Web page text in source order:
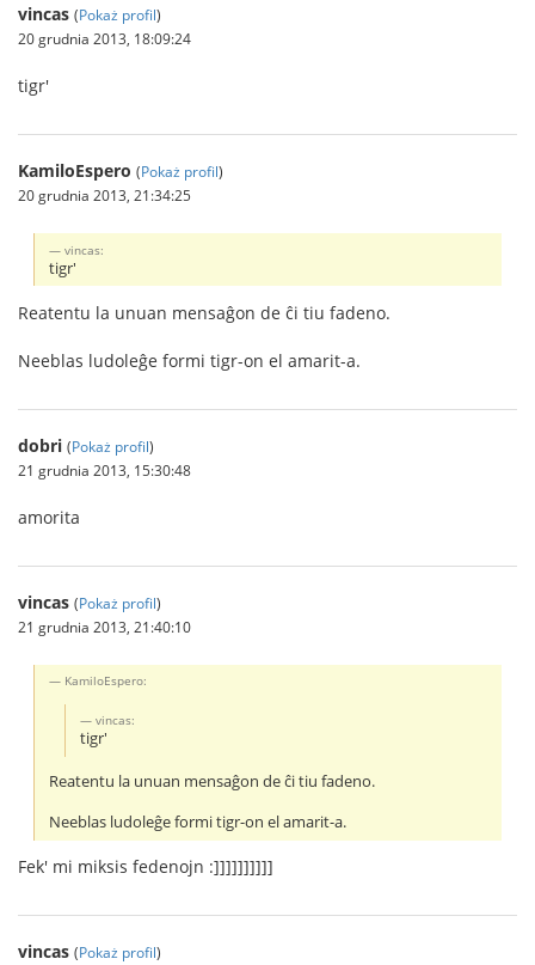
vincas (Pokaż profil)
20 grudnia 2013, 18:09:24
tigr'
KamiloEspero (Pokaż profil)
20 grudnia 2013, 21:34:25
vincas:
tigr'
Reatentu la unuan mensaĝon de ĉi tiu fadeno.
Neeblas ludoleĝe formi tigr-on el amarit-a.
dobri (Pokaż profil)
21 grudnia 2013, 15:30:48
amorita
vincas (Pokaż profil)
21 grudnia 2013, 21:40:10
KamiloEspero:
vincas:
tigr'
Reatentu la unuan mensaĝon de ĉi tiu fadeno.
Neeblas ludoleĝe formi tigr-on el amarit-a.
Fek' mi miksis fedenojn :]]]]]]]]]]
vincas (Pokaż profil)